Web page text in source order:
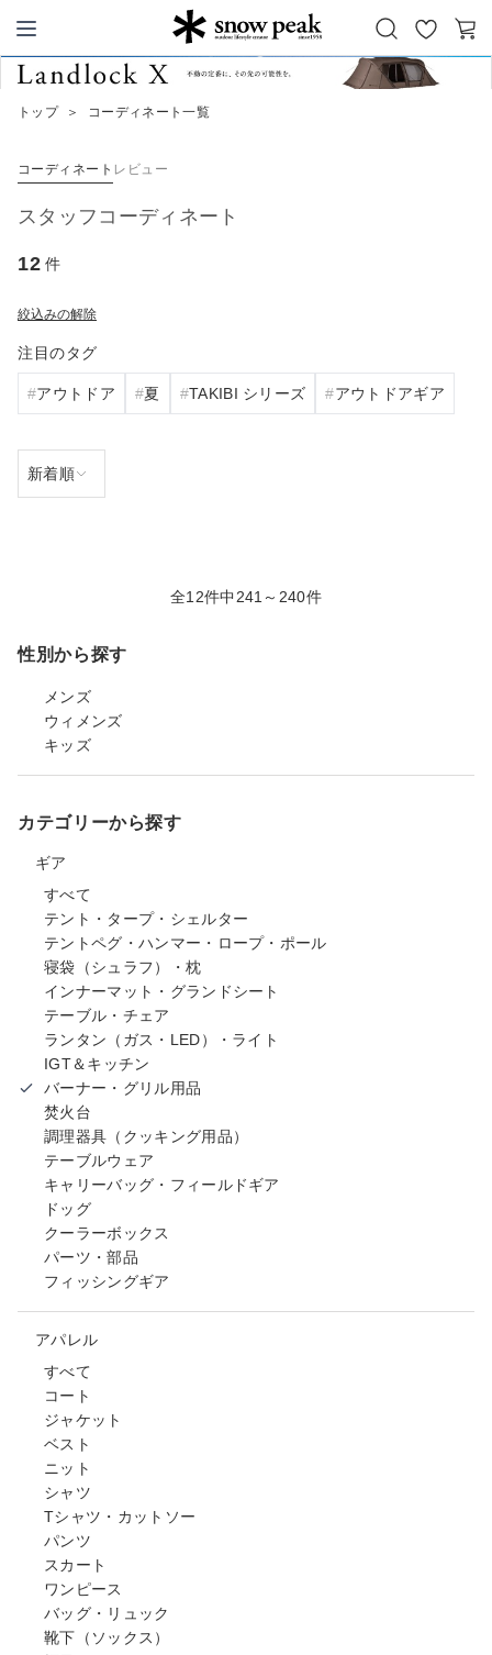
Snow Peak
お
気
カ
トップ ＞ コーディネート一覧
コーディネート レビュー
スタッフコーディネート
12 件
絞込みの解除
注目のタグ
アウトドア 夏 TAKIBI シリーズ アウトドアギア
全12件中241～240件
性別から探す
メンズ
ウィメンズ
キッズ
カテゴリーから探す
ギア
すべて
テント・タープ・シェルター
テントペグ・ハンマー・ロープ・ポール
寝袋（シュラフ）・枕
インナーマット・グランドシート
テーブル・チェア
ランタン（ガス・LED）・ライト
IGT＆キッチン
バーナー・グリル用品
焚火台
調理器具（クッキング用品）
テーブルウェア
キャリーバッグ・フィールドギア
ドッグ
クーラーボックス
パーツ・部品
フィッシングギア
アパレル
すべて
コート
ジャケット
ベスト
ニット
シャツ
Tシャツ・カットソー
パンツ
スカート
ワンピース
バッグ・リュック
靴下（ソックス）